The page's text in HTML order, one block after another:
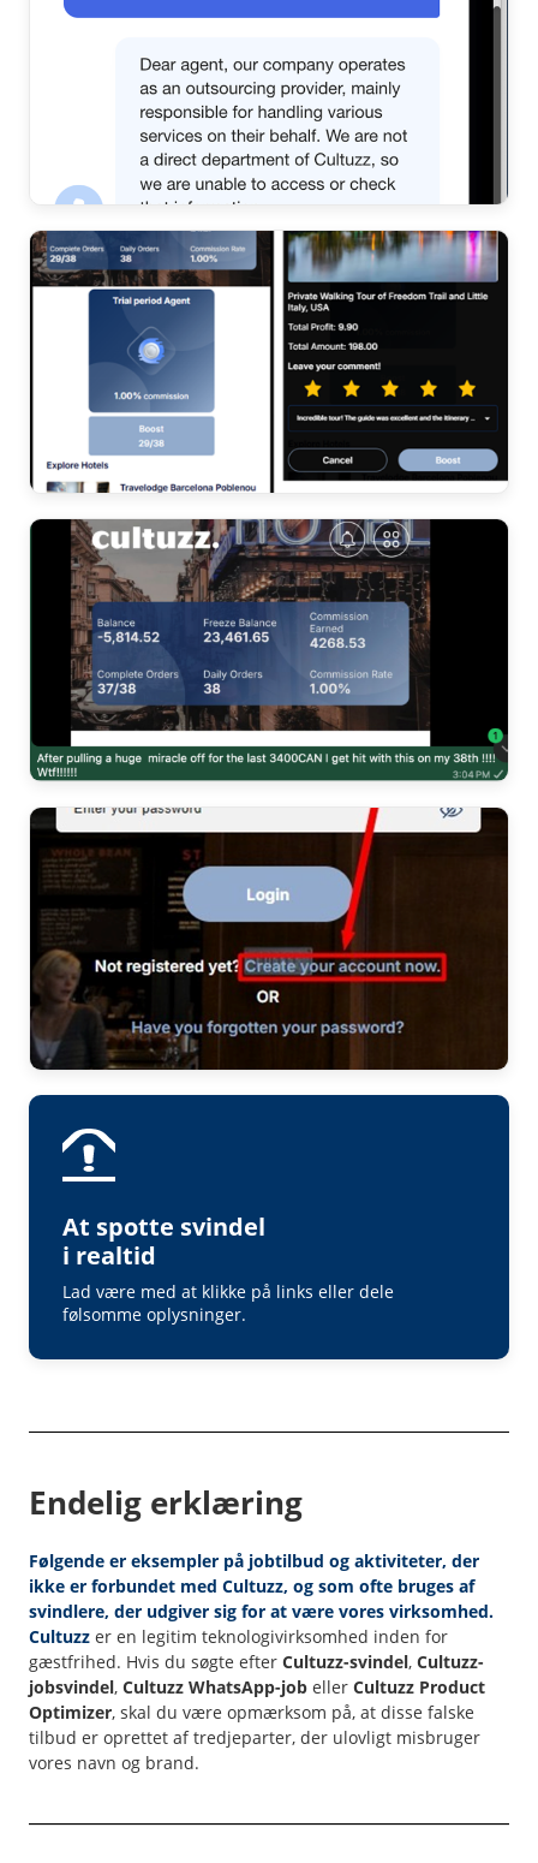
At spotte svindel
i realtid
Lad være med at klikke på links eller dele
følsomme oplysninger.
Endelig erklæring
Følgende er eksempler på jobtilbud og aktiviteter, der
ikke er forbundet med Cultuzz, og som ofte bruges af
svindlere, der udgiver sig for at være vores virksomhed.
Cultuzz er en legitim teknologivirksomhed inden for
gæstfrihed. Hvis du søgte efter Cultuzz-svindel, Cultuzz-
jobsvindel, Cultuzz WhatsApp-job eller Cultuzz Product
Optimizer, skal du være opmærksom på, at disse falske
tilbud er oprettet af tredjeparter, der ulovligt misbruger
vores navn og brand.